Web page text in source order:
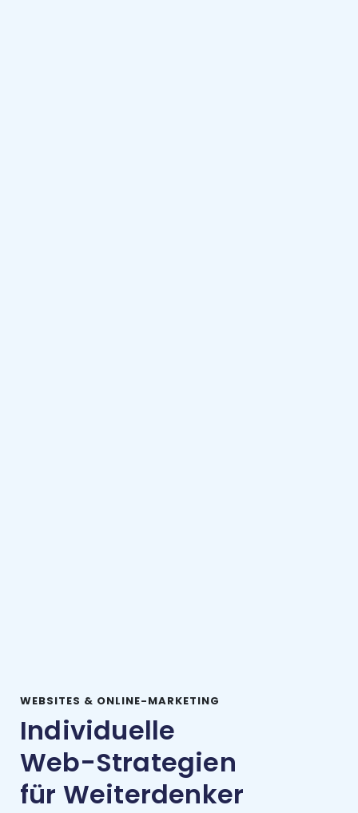
WEBSITES & ONLINE-MARKETING
Individuelle
Web-Strategien
für Weiterdenker